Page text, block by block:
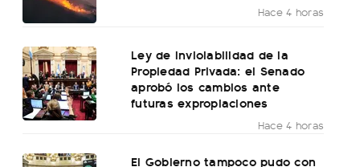
Hace 4 horas
Ley de Inviolabilidad de la
Propiedad Privada: el Senado
aprobó los cambios ante
futuras expropiaciones
Hace 4 horas
El Gobierno tampoco pudo con